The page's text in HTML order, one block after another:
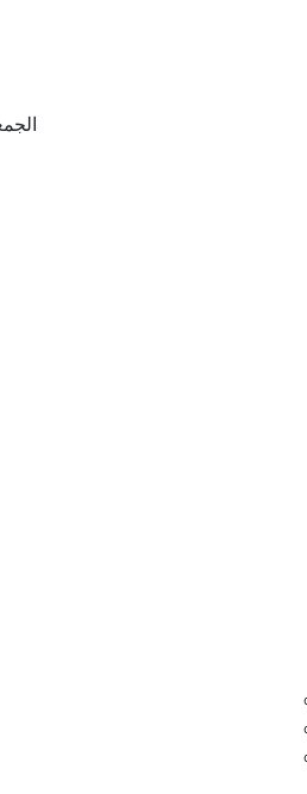
الجمعة, 07 أغسطس